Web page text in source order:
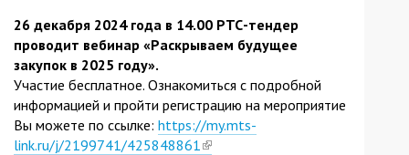
26 декабря 2024 года в 14.00 РТС-тендер
проводит вебинар «Раскрываем будущее
закупок в 2025 году».
Участие бесплатное. Ознакомиться с подробной
информацией и пройти регистрацию на мероприятие
Вы можете по ссылке: https://my.mts-
link.ru/j/2199741/425848861(link